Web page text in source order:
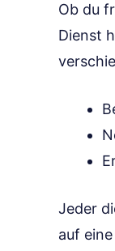
Ob du
Dienst
Jeder
auf